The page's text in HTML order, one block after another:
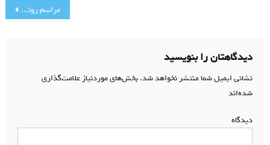
مراسم رونمایی از بنای مزار شهدای گمنام مسجد جامع رجایی شهر
دیدگاهتان را بنویسید
نشانی ایمیل شما منتشر نخواهد شد.بخش‌های موردنیاز علامت‌گذاری
شده‌اند
دیدگاه